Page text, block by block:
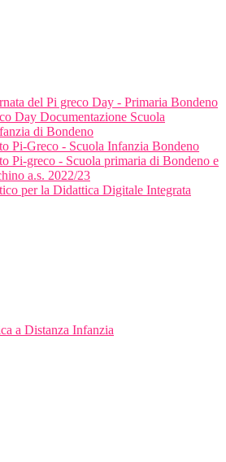
del Pi greco Day - Primaria Bondeno
Day Documentazione Scuola
di Bondeno
Pi-Greco - Scuola Infanzia Bondeno
Pi-greco - Scuola primaria di Bondeno e
a.s. 2022/23
per la Didattica Digitale Integrata
a Distanza Infanzia